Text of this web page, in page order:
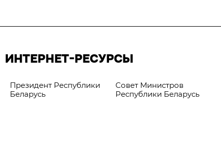
ИНТЕРНЕТ-РЕСУРСЫ
Президент Республики
Беларусь
Совет Министров
Республики Беларусь